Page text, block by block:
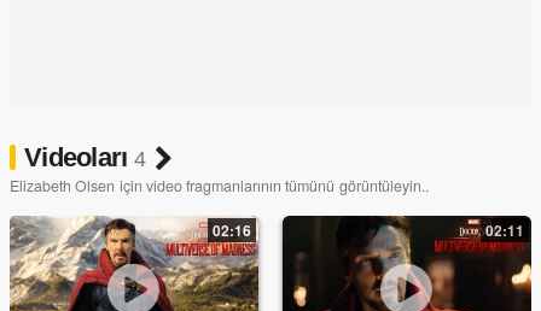
Videoları 4
Elizabeth Olsen için video fragmanlarının tümünü görüntüleyin..
02:16 02:11